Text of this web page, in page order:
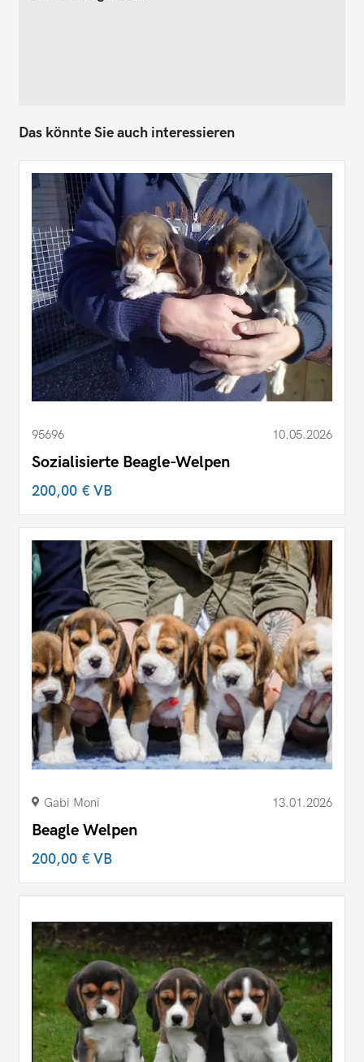
Das könnte Sie auch interessieren
95696 10.05.2026
Sozialisierte Beagle-Welpen
200,00 €VB
Gabi Moni 13.01.2026
Beagle Welpen
200,00 €VB